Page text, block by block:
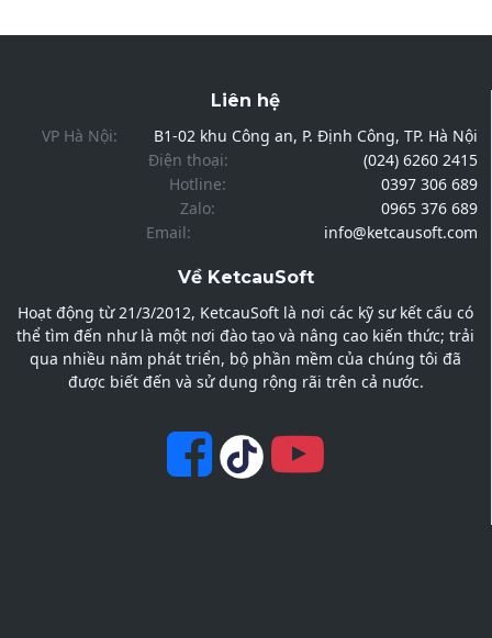
Liên hệ
VP Hà Nội:
B1-02 khu Công an, P. Định Công, TP. Hà Nội
Điện thoại:
(024) 6260 2415
Hotline:
0397 306 689
Zalo:
0965 376 689
Email:
info@ketcausoft.com
Về KetcauSoft
Hoạt động từ 21/3/2012, KetcauSoft là nơi các kỹ sư kết cấu có
thể tìm đến như là một nơi đào tạo và nâng cao kiến thức; trải
qua nhiều năm phát triển, bộ phần mềm của chúng tôi đã
được biết đến và sử dụng rộng rãi trên cả nước.